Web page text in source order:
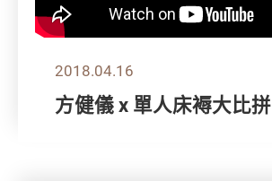
2018.04.16
方健儀 x 單人床褥大比拼